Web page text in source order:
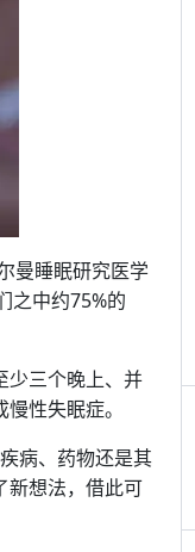
曼睡眠研究医学
之中约75%的
少三个晚上、并
性失眠症。
病、药物还是其
新想法，借此可